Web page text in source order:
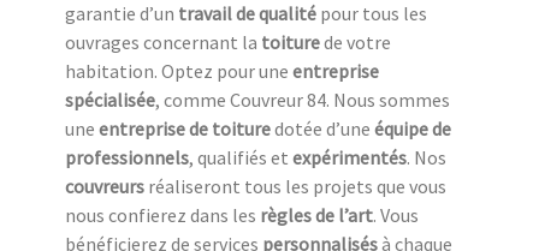
garantie d’un travail de qualité pour tous les
ouvrages concernant la toiturede votre
habitation. Optez pour une entreprise
spécialisée, comme Couvreur 84. Nous sommes
une entreprise de toituredotée d’une équipe de
professionnels, qualifiés et expérimentés. Nos
couvreurs réaliseront tous les projets que vous
nous confierez dans les règles de l’art. Vous
bénéficierez de services personnalisésà chaque